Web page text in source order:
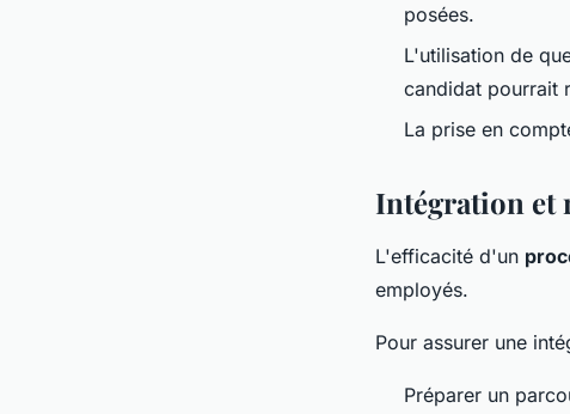
posées.
L'utilisation de
candidat pourrait
La prise en
Intégration et
L'efficacité d'un
employés.
Pour assurer une
Préparer un